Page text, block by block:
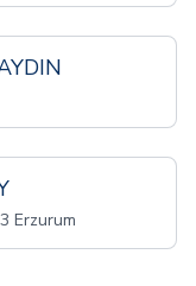
Erzurum